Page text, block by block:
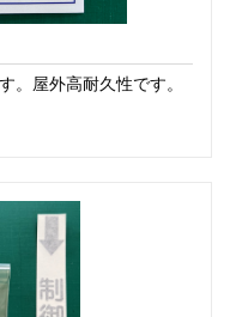
。屋外高耐久性です。